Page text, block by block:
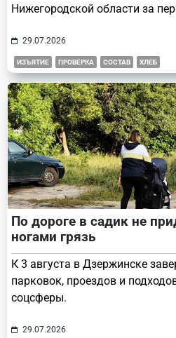
Нижегородской области за
29.07.2026
ИЗЪЯТИЕ ПРОВЕРКА СОСТАВ ХЛЕБ
По дороге в садик не
ногами грязь
К 3 августа в Дзержинске
парковок, проездов и
соцсферы.
29.07.2026